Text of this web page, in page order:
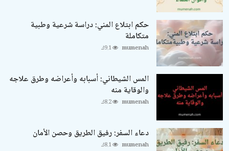
حكم ابتلاع المني: دراسة شرعية وطبية
متكاملة
mumenah
المس الشيطاني: أسبابه وأعراضه وطرق علاجه
والوقاية منه
mumenah
دعاء السفر: رفيق الطريق وحصن الأمان
mumenah